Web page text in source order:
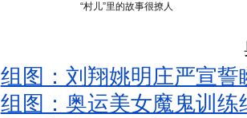
“村儿”里的故事很撩人
组图：刘翔姚明庄严宣
组图：奥运美女魔鬼训